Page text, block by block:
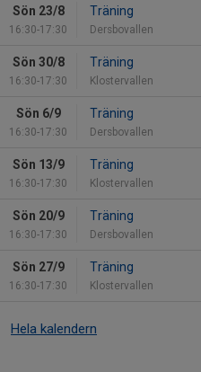
Sön 23/8
16:30-17:30
Träning
Dersbovallen
Sön 30/8
16:30-17:30
Träning
Klostervallen
Sön 6/9
16:30-17:30
Träning
Dersbovallen
Sön 13/9
16:30-17:30
Träning
Klostervallen
Sön 20/9
16:30-17:30
Träning
Dersbovallen
Sön 27/9
16:30-17:30
Träning
Klostervallen
Hela kalendern